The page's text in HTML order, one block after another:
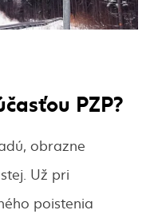
PZP?
obrazne
Už pri
poistenia